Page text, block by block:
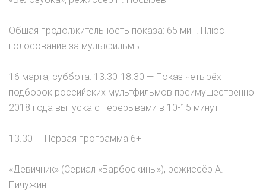
Общая продолжительность показа: 65 мин. Плюс
голосование за мультфильмы.
16 марта, суббота: 13.30-18.30 — Показ четырёх
подборок российских мультфильмов преимущественно
2018 года выпуска с перерывами в 10-15 минут
13.30 — Первая программа 6+
«Девичник» (Сериал «Барбоскины»), режиссёр А.
Пичужин